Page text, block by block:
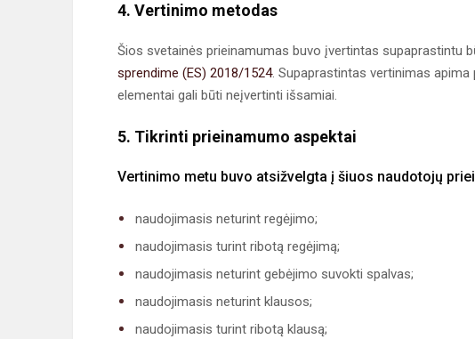
4. Vertinimo metodas
Šios svetainės prieinamumas buvo įvertintas supaprastintu
sprendime (ES) 2018/1524. Supaprastintas vertinimas
elementai gali būti neįvertinti išsamiai.
5. Tikrinti prieinamumo aspektai
Vertinimo metu buvo atsižvelgta į šiuos naudotojų
naudojimasis neturint regėjimo;
naudojimasis turint ribotą regėjimą;
naudojimasis neturint gebėjimo suvokti spalvas;
naudojimasis neturint klausos;
naudojimasis turint ribotą klausą;